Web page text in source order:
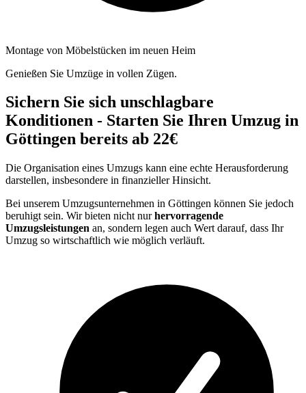
Montage von Möbelstücken im neuen Heim
Genießen Sie Umzüge in vollen Zügen.
Sichern Sie sich unschlagbare
Konditionen - Starten Sie Ihren Umzug in
Göttingen bereits ab 22€
Die Organisation eines Umzugs kann eine echte Herausforderung
darstellen, insbesondere in finanzieller Hinsicht.
Bei unserem Umzugsunternehmen in Göttingen können Sie jedoch
beruhigt sein. Wir bieten nicht nurhervorragende
Umzugsleistungen an, sondern legen auch Wert darauf, dass Ihr
Umzug so wirtschaftlich wie möglich verläuft.